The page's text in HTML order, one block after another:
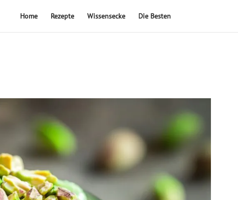
Home Rezepte Wissensecke Die Besten